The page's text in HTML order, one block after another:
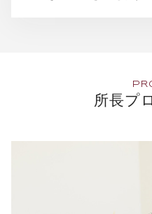
所長プ